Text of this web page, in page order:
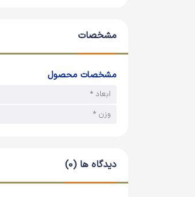
به همین منظور هم تصمیم
روش بازی با آن به این صورت
کردن به تصاویر درون هر
تا در نهایت یک تصویر کامل
و تصویری-فضایی نیز بسیار
مشخصات
مشخصات محصول
ابعاد *
وزن *
دیدگاه ها (0)